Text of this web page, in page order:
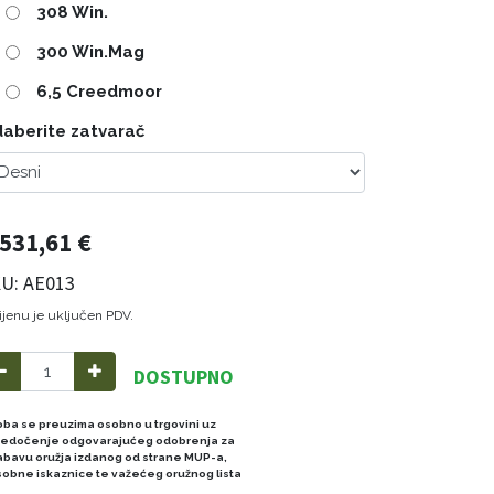
308 Win.
300 Win.Mag
6,5 Creedmoor
zatvarač
€
AE013
je uključen PDV.
DOSTUPNO
se preuzima osobno u trgovini uz
odgovarajućeg odobrenja za
oružja izdanog od strane MUP-a,
iskaznice te važećeg oružnog lista